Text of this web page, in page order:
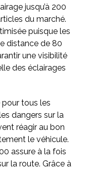
jusqu’à 200
du marché.
puisque les
distance de 80
une visibilité
des éclairages
tous les
dangers sur la
réagir au bon
le véhicule.
assure à la fois
la route. Grâce à